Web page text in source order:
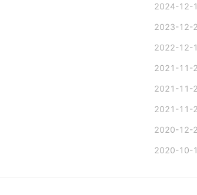
2024-12-
2023-12-
2022-12-
2021-11-
2021-11-
2021-11-
2020-12-
2020-10-